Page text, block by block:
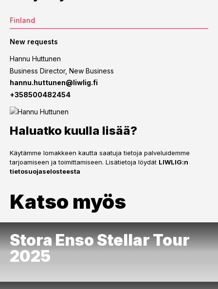
Finland
New requests
Hannu Huttunen
Business Director, New Business
hannu.huttunen@liwlig.fi
+358500482454
Haluatko kuulla lisää?
Käytämme lomakkeen kautta saatuja tietoja palveluidemme
tarjoamiseen ja toimittamiseen. Lisätietoja löydät LIWLIG:n
tietosuojaselosteesta
Katso myös
Stora Enso Stellar Tour
2025